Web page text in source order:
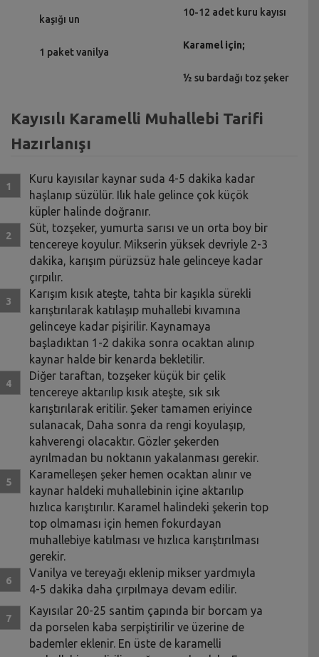
kaşığı un
1 paket vanilya
10-12 adet kuru kayısı
Karamel için;
½ su bardağı toz şeker
Kayısılı Karamelli Muhallebi Tarifi
Hazırlanışı
Kuru kayısılar kaynar suda 4-5 dakika kadar
haşlanıp süzülür. Ilık hale gelince çok küçök
küpler halinde doğranır.
Süt, tozşeker, yumurta sarısı ve un orta boy bir
tencereye koyulur. Mikserin yüksek devriyle 2-3
dakika, karışım pürüzsüz hale gelinceye kadar
çırpılır.
Karışım kısık ateşte, tahta bir kaşıkla sürekli
karıştırılarak katılaşıp muhallebi kıvamına
gelinceye kadar pişirilir. Kaynamaya
başladıktan 1-2 dakika sonra ocaktan alınıp
kaynar halde bir kenarda bekletilir.
Diğer taraftan, tozşeker küçük bir çelik
tencereye aktarılıp kısık ateşte, sık sık
karıştırılarak eritilir. Şeker tamamen eriyince
sulanacak, Daha sonra da rengi koyulaşıp,
kahverengi olacaktır. Gözler şekerden
ayrılmadan bu noktanın yakalanması gerekir.
Karamelleşen şeker hemen ocaktan alınır ve
kaynar haldeki muhallebinin içine aktarılıp
hızlıca karıştırılır. Karamel halindeki şekerin top
top olmaması için hemen fokurdayan
muhallebiye katılması ve hızlıca karıştırılması
gerekir.
Vanilya ve tereyağı eklenip mikser yardmıyla
4-5 dakika daha çırpılmaya devam edilir.
Kayısılar 20-25 santim çapında bir borcam ya
da porselen kaba serpiştirilir ve üzerine de
bademler eklenir. En üste de karamelli